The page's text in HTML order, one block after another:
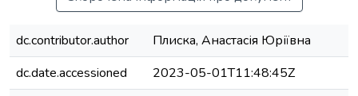
dc.contributor.author
Плиска, Анастасія Юріївна
dc.date.accessioned
2023-05-01T11:48:45Z